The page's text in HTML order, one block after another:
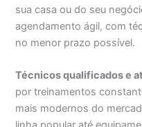
sua casa ou do seu
agendamento ágil, com
no menor prazo possível.
Técnicos qualificados e
por treinamentos
mais modernos do